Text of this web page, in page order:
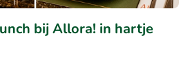
bij Allora! in hartje